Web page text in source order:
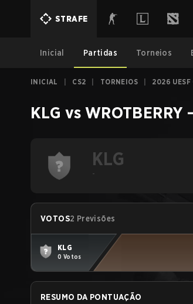
STRAFE
Inicial Partidas Torneios
INICIAL CS2 TORNEIOS 2026 UESF
KLG vs WROTBERRY
KLG
-
VOTOS2 Previsões
KLG
0 Votos
RESUMO DA PONTUAÇÃO